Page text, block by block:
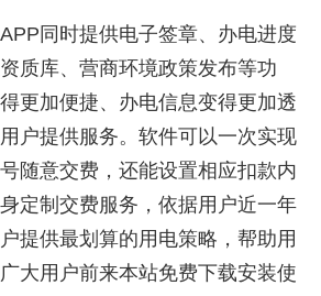
同时提供电子签章、办电进度
质库、营商环境政策发布等功
更加便捷、办电信息变得更加透
户提供服务。软件可以一次实现
随意交费，还能设置相应扣款内
定制交费服务，依据用户近一年
提供最划算的用电策略，帮助用
大用户前来本站免费下载安装使